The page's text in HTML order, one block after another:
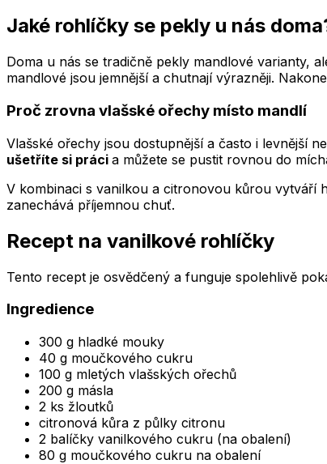
Jaké rohlíčky se pekly u nás
Doma u nás se tradičně pekly mandlové varianty,
mandlové jsou jemnější a chutnají výrazněji.
Proč zrovna vlašské ořechy místo mandlí
Vlašské ořechy jsou dostupnější a často i levnější
ušetříte si práci a můžete se pustit rovnou do
V kombinaci s vanilkou a citronovou kůrou vytváří
zanechává příjemnou chuť.
Recept na vanilkové rohlíčky
Tento recept je osvědčený a funguje spolehlivě
Ingredience
300 g hladké mouky
40 g moučkového cukru
100 g mletých vlašských ořechů
200 g másla
2 ks žloutků
citronová kůra z půlky citronu
2 balíčky vanilkového cukru (na obalení)
80 g moučkového cukru na obalení